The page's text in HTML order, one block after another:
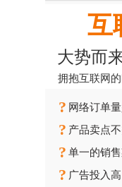
互
大势而
拥抱互联网的
? 网络订单
? 产品卖点
? 单一的销
? 广告投入